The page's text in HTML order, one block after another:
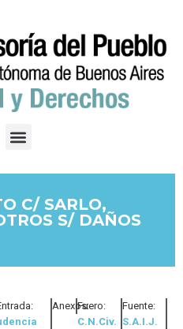
C/ SARLO,
S/ DAÑOS
Anexos:Fuero:
C.N.Civ.
Fuente:
S.A.I.J.